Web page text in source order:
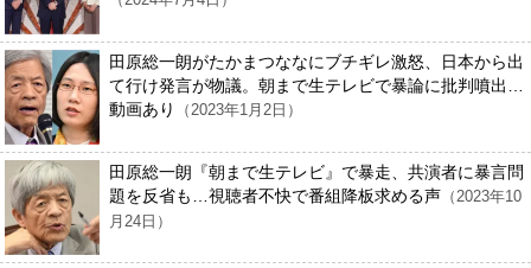
田原総一朗がたかまつななにブチギレ激怒、日本から出
て行け発言が物議。朝まで生テレビで暴論に批判噴出…
動画あり
（2023年1月2日）
田原総一朗『朝まで生テレビ』で暴走、共演者に暴言問
題を反省も…視聴者不快で番組降板求める声 （2023年10
月24日）